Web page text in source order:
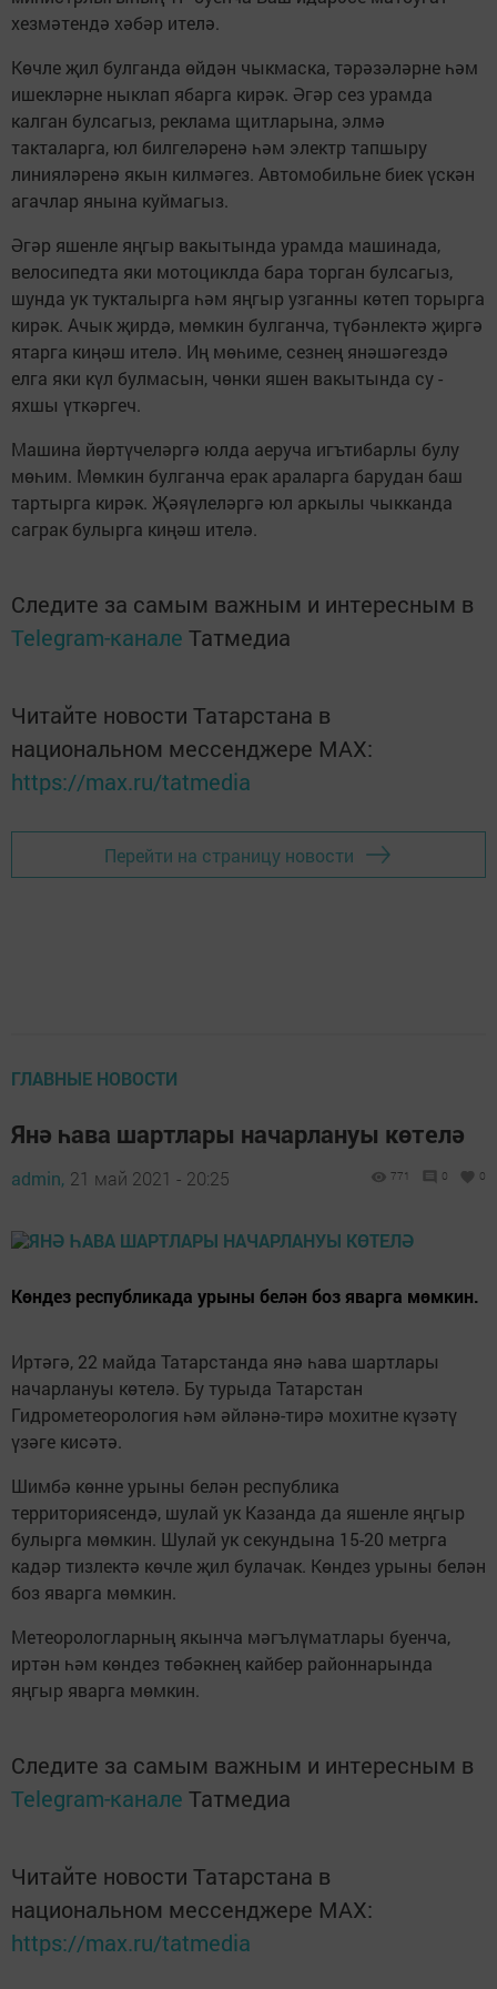
хезмәтендә хәбәр ителә.
Көчле җил булганда өйдән чыкмаска, тәрәзәләрне һәм
ишекләрне ныклап ябарга кирәк. Әгәр сез урамда
калган булсагыз, реклама щитларына, элмә
такталарга, юл билгеләренә һәм электр тапшыру
линияләренә якын килмәгез. Автомобильне биек үскән
агачлар янына куймагыз.
Әгәр яшенле яңгыр вакытында урамда машинада,
велосипедта яки мотоциклда бара торган булсагыз,
шунда ук тукталырга һәм яңгыр узганны көтеп торырга
кирәк. Ачык җирдә, мөмкин булганча, түбәнлектә җиргә
ятарга киңәш ителә. Иң мөһиме, сезнең янәшәгездә
елга яки күл булмасын, чөнки яшен вакытында су -
яхшы үткәргеч.
Машина йөртүчеләргә юлда аеруча игътибарлы булу
мөһим. Мөмкин булганча ерак араларга барудан баш
тартырга кирәк. Җәяүлеләргә юл аркылы чыкканда
саграк булырга киңәш ителә.
Следите за самым важным и интересным в
Telegram-канале Татмедиа
Читайте новости Татарстана в
национальном мессенджере MАХ:
https://max.ru/tatmedia
Перейти на страницу новости
ГЛАВНЫЕ НОВОСТИ
Янә һава шартлары начарлануы көтелә
admin, 21 май 2021 - 20:25 771 0 0
Көндез республикада урыны белән боз яварга мөмкин.
Иртәгә, 22 майда Татарстанда янә һава шартлары
начарлануы көтелә. Бу турыда Татарстан
Гидрометеорология һәм әйләнә-тирә мохитне күзәтү
үзәге кисәтә.
Шимбә көнне урыны белән республика
территориясендә, шулай ук Казанда да яшенле яңгыр
булырга мөмкин. Шулай ук секундына 15-20 метрга
кадәр тизлектә көчле җил булачак. Көндез урыны белән
боз яварга мөмкин.
Метеорологларның якынча мәгълүматлары буенча,
иртән һәм көндез төбәкнең кайбер районнарында
яңгыр яварга мөмкин.
Следите за самым важным и интересным в
Telegram-канале Татмедиа
Читайте новости Татарстана в
национальном мессенджере MАХ:
https://max.ru/tatmedia